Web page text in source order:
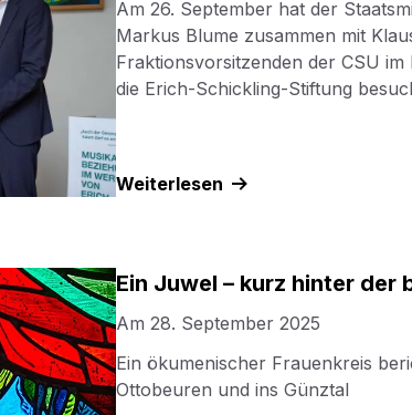
Am 26. September hat der
Markus Blume zusammen mit
Fraktionsvorsitzenden der CSU im
die Erich-Schickling-Stiftung
Weiterlesen
Ein Juwel – kurz hinter
Am 28. September 2025
Ein ökumenischer Frauenkreis
Ottobeuren und ins Günztal